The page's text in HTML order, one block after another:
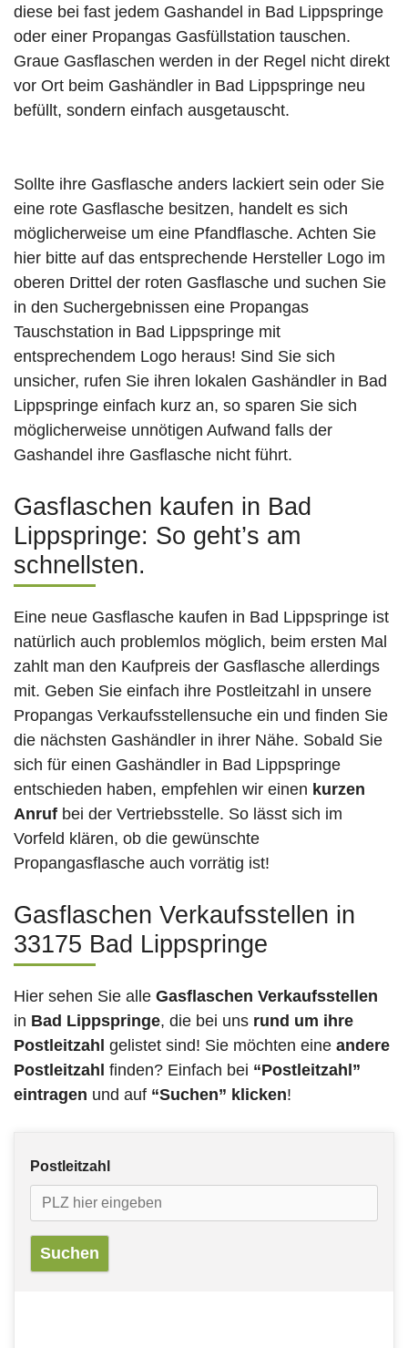
diese bei fast jedem Gashandel in Bad Lippspringe
oder einer Propangas Gasfüllstation tauschen.
Graue Gasflaschen werden in der Regel nicht direkt
vor Ort beim Gashändler in Bad Lippspringe neu
befüllt, sondern einfach ausgetauscht.
Sollte ihre Gasflasche anders lackiert sein oder Sie
eine rote Gasflasche besitzen, handelt es sich
möglicherweise um eine Pfandflasche. Achten Sie
hier bitte auf das entsprechende Hersteller Logo im
oberen Drittel der roten Gasflasche und suchen Sie
in den Suchergebnissen eine Propangas
Tauschstation in Bad Lippspringe mit
entsprechendem Logo heraus! Sind Sie sich
unsicher, rufen Sie ihren lokalen Gashändler in Bad
Lippspringe einfach kurz an, so sparen Sie sich
möglicherweise unnötigen Aufwand falls der
Gashandel ihre Gasflasche nicht führt.
Gasflaschen kaufen in Bad
Lippspringe: So geht’s am
schnellsten.
Eine neue Gasflasche kaufen in Bad Lippspringe ist
natürlich auch problemlos möglich, beim ersten Mal
zahlt man den Kaufpreis der Gasflasche allerdings
mit. Geben Sie einfach ihre Postleitzahl in unsere
Propangas Verkaufsstellensuche ein und finden Sie
die nächsten Gashändler in ihrer Nähe. Sobald Sie
sich für einen Gashändler in Bad Lippspringe
entschieden haben, empfehlen wir einen kurzen
Anruf bei der Vertriebsstelle. So lässt sich im
Vorfeld klären, ob die gewünschte
Propangasflasche auch vorrätig ist!
Gasflaschen Verkaufsstellen in
33175 Bad Lippspringe
Hier sehen Sie alle Gasflaschen Verkaufsstellen
in Bad Lippspringe, die bei uns rund um ihre
Postleitzahl gelistet sind! Sie möchten eine andere
Postleitzahl finden? Einfach bei “Postleitzahl”
eintragen und auf “Suchen” klicken!
Postleitzahl